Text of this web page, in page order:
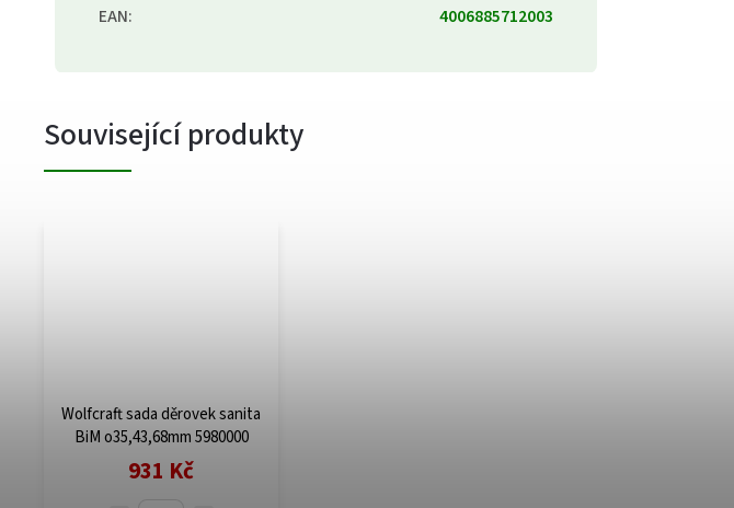
EAN: 4006885712003
Související produkty
Wolfcraft sada děrovek sanita
BiM o35,43,68mm 5980000
931 Kč